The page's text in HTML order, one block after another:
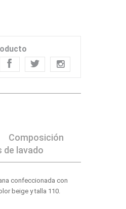
Composición
lavado
confeccionada con
beige y talla 110.